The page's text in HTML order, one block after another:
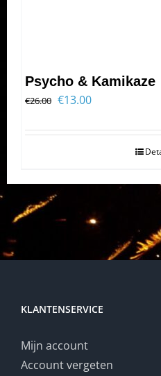
Psycho & Kamikaze
€26.00 Oorspronkelijke
was:
€13.00Huidige
is:
KLANTENSERVICE
Mijn account
Account vergeten